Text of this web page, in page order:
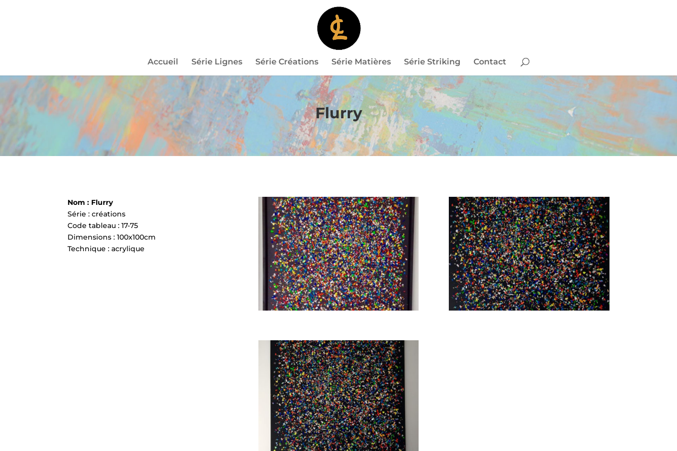
Accueil Série Lignes Série Créations Série Matières Série Striking Contact
Flurry
Nom : Flurry
Série : créations
Code tableau : 17-75
Dimensions : 100x100cm
Technique : acrylique